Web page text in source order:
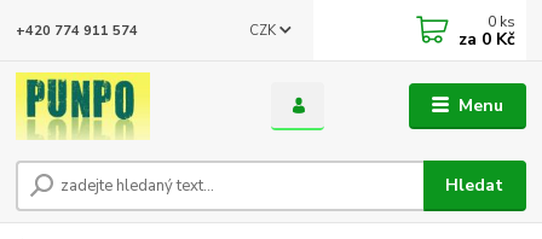
Menu
CZK
Hledat
+420 774 911 574 0 ks
za 0 Kč